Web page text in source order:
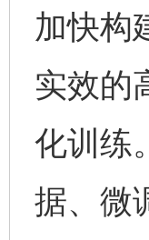
加快构
实效的
化训练
据、微